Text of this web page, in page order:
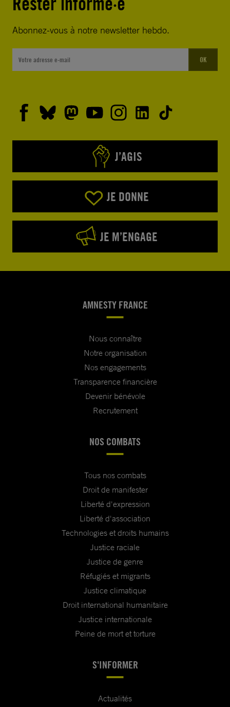
Abonnez-vous à notre newsletter hebdo.
OK
J’AGIS
JE DONNE
JE M’ENGAGE
AMNESTY FRANCE
Nous connaître
Notre organisation
Nos engagements
Transparence financière
Devenir bénévole
Recrutement
NOS COMBATS
Tous nos combats
Droit de manifester
Liberté d'expression
Liberté d'association
Technologies et droits humains
Justice raciale
Justice de genre
Réfugiés et migrants
Justice climatique
Droit international humanitaire
Justice internationale
Peine de mort et torture
S'INFORMER
Actualités